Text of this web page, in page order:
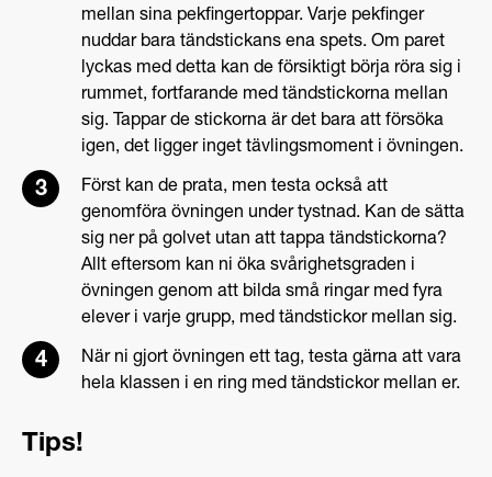
mellan sina pekfingertoppar. Varje pekfinger
nuddar bara tändstickans ena spets. Om paret
lyckas med detta kan de försiktigt börja röra sig i
rummet, fortfarande med tändstickorna mellan
sig. Tappar de stickorna är det bara att försöka
igen, det ligger inget tävlingsmoment i övningen.
Först kan de prata, men testa också att
genomföra övningen under tystnad. Kan de sätta
sig ner på golvet utan att tappa tändstickorna?
Allt eftersom kan ni öka svårighetsgraden i
övningen genom att bilda små ringar med fyra
elever i varje grupp, med tändstickor mellan sig.
När ni gjort övningen ett tag, testa gärna att vara
hela klassen i en ring med tändstickor mellan er.
Tips!